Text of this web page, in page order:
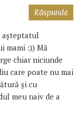
așteptatul
mami :)) Mă
chiar niciunde
care poate nu mai
și cu
meu naiv de a
Răspunde